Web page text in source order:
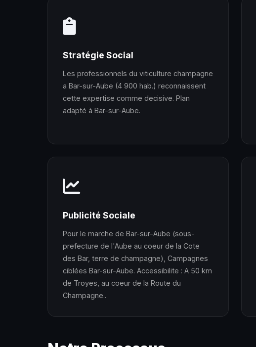
Stratégie Social
Les professionnels du viticulture champagne
a Bar-sur-Aube (4 900 hab.) reconnaissent
cette expertise comme decisive. Plan
adapté à Bar-sur-Aube.
Publicité Sociale
Pour le marche de Bar-sur-Aube (sous-
prefecture de l'Aube au coeur de la Cote
des Bar, terre de champagne), Campagnes
ciblées Bar-sur-Aube. Accessibilite : A 50 km
de Troyes, au coeur de la Route du
Champagne..